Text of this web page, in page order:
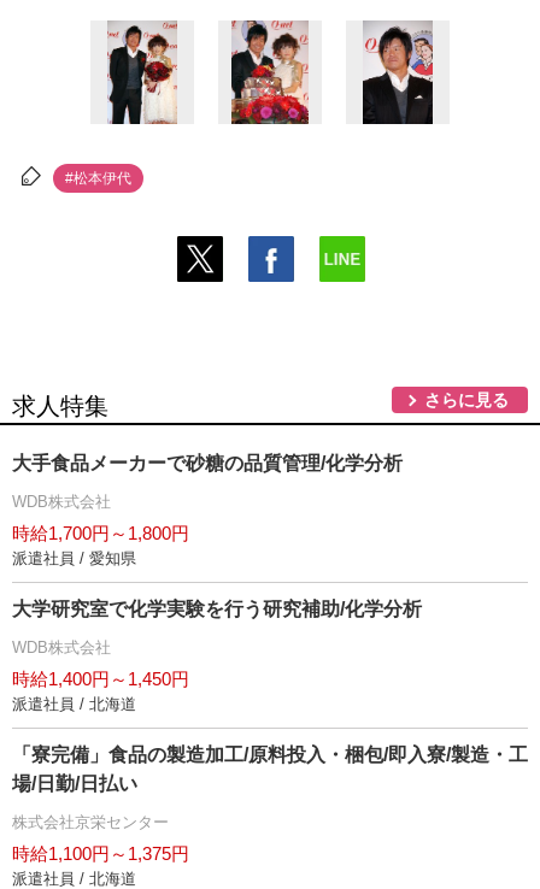
#松本伊代
求人特集 さらに見る
大手食品メーカーで砂糖の品質管理/化学分析
WDB株式会社
時給1,700円～1,800円
派遣社員 / 愛知県
大学研究室で化学実験を行う研究補助/化学分析
WDB株式会社
時給1,400円～1,450円
派遣社員 / 北海道
「寮完備」食品の製造加工/原料投入・梱包/即入寮/製造・工
場/日勤/日払い
株式会社京栄センター
時給1,100円～1,375円
派遣社員 / 北海道